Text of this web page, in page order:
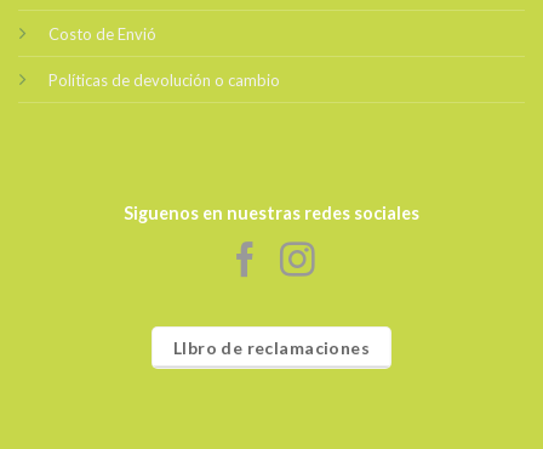
Costo de Envió
Políticas de devolución o cambio
Siguenos en nuestras redes sociales
LIbro de reclamaciones